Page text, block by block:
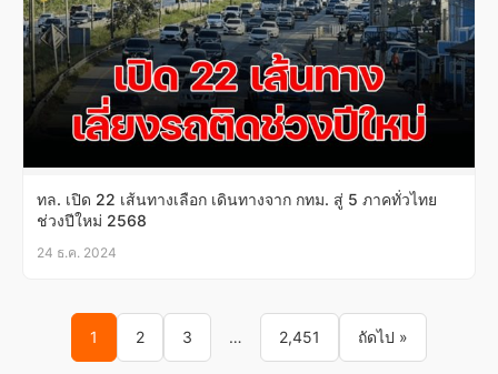
ทล. เปิด 22 เส้นทางเลือก เดินทางจาก กทม. สู่ 5 ภาคทั่วไทย
ช่วงปีใหม่ 2568
24 ธ.ค. 2024
Posts pagination
1 2 3 … 2,451 ถัดไป »